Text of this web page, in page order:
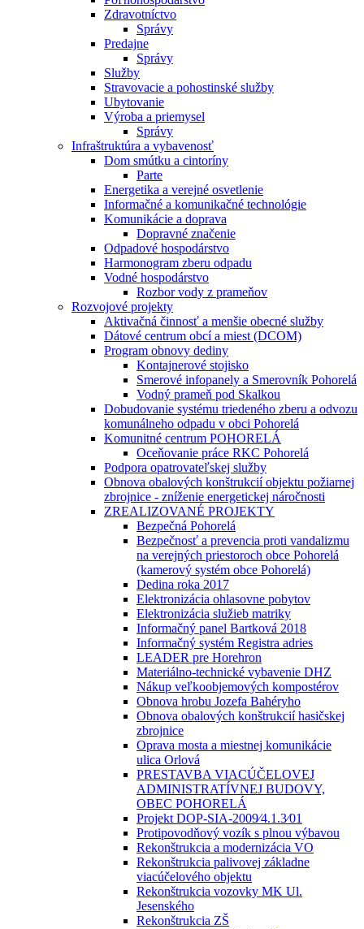
Zdravotníctvo
Správy
Predajne
Správy
Služby
Stravovacie a pohostinské služby
Ubytovanie
Výroba a priemysel
Správy
Infraštruktúra a vybavenosť
Dom smútku a cintoríny
Parte
Energetika a verejné osvetlenie
Informačné a komunikačné technológie
Komunikácie a doprava
Dopravné značenie
Odpadové hospodárstvo
Harmonogram zberu odpadu
Vodné hospodárstvo
Rozbor vody z prameňov
Rozvojové projekty
Aktivačná činnosť a menšie obecné služby
Dátové centrum obcí a miest (DCOM)
Program obnovy dediny
Kontajnerové stojisko
Smerové infopanely a Smerovník Pohorelá
Vodný prameň pod Skalkou
Dobudovanie systému triedeného zberu a odvozu
komunálneho odpadu v obci Pohorelá
Komunitné centrum POHORELÁ
Oceňovanie práce RKC Pohorelá
Podpora opatrovateľskej služby
Obnova obalových konštrukcií objektu požiarnej
zbrojnice - zníženie energetickej náročnosti
ZREALIZOVANÉ PROJEKTY
Bezpečná Pohorelá
Bezpečnosť a prevencia proti vandalizmu
na verejných priestoroch obce Pohorelá
(kamerový systém obce Pohorelá)
Dedina roka 2017
Elektronizácia ohlasovne pobytov
Elektronizácia služieb matriky
Informačný panel Bartková 2018
Informačný systém Registra adries
LEADER pre Horehron
Materiálno-technické vybavenie DHZ
Nákup veľkoobjemových kompostérov
Obnova hrobu Jozefa Bahéryho
Obnova obalových konštrukcií hasičskej
zbrojnice
Oprava mosta a miestnej komunikácie
ulica Orlová
PRESTAVBA VIACÚČELOVEJ
ADMINISTRATÍVNEJ BUDOVY,
OBEC POHORELÁ
Projekt DOP-SIA-2009⁄4.1.3⁄01
Protipovodňový vozík s plnou výbavou
Rekonštrukcia a modernizácia VO
Rekonštrukcia palivovej základne
viacúčelového objektu
Rekonštrukcia vozovky MK Ul.
Jesenského
Rekonštrukcia ZŠ